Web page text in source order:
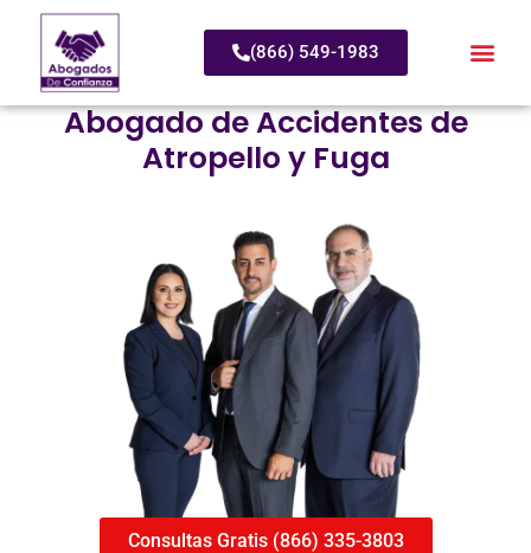
(866) 549-1983
Abogado de Accidentes de
Atropello y Fuga
Consultas Gratis (866) 335-3803